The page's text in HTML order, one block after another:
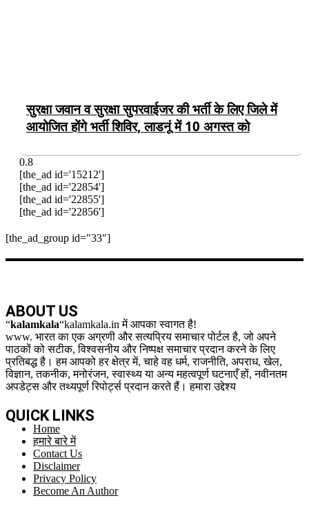
सुरक्षा जवान व सुरक्षा सुपरवाईजर की भर्ती के लिए जिले में
आयोजित होंगे भर्ती शिविर, लाडनूं में 10 अगस्त को
[the_ad id='15212']
[the_ad id='22854']
[the_ad id='22855']
[the_ad id='22856']
[the_ad_group id="33"]
ABOUT US
“kalamkala“kalamkala.in में आपका स्वागत है!
www. भारत का एक अग्रणी और सत्यप्रिय समाचार पोर्टल है, जो अपने
पाठकों को सटीक, विश्वसनीय और निष्पक्ष समाचार प्रदान करने के लिए
प्रतिबद्ध है। हम आपको हर क्षेत्र में, चाहे वह धर्म, राजनीति, अपराध, खेल,
विज्ञान, तकनीक, मनोरंजन, स्वास्थ्य या अन्य महत्वपूर्ण घटनाएँ हों, नवीनतम
अपडेट्स और तथ्यपूर्ण रिपोर्ट्स प्रदान करते हैं। हमारा उद्देश्य
QUICK LINKS
Home
हमारे बारे में
Contact Us
Disclaimer
Privacy Policy
Become An Author